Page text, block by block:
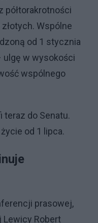
półtorakrotności
Wspólne
od 1 stycznia
ulgę w wysokości
wspólnego
teraz do Senatu.
od 1 lipca.
prasowej,
Robert